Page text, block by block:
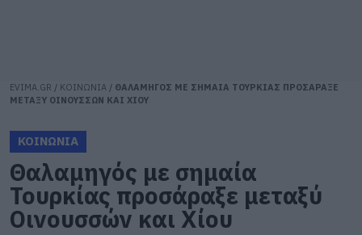
EVIMA.GR / ΚΟΙΝΩΝΙΑ / ΘΑΛΑΜΗΓΟΣ ΜΕ ΣΗΜΑΙΑ ΤΟΥΡΚΙΑΣ ΠΡΟΣΑΡΑΞΕ
ΜΕΤΑΞΥ ΟΙΝΟΥΣΣΩΝ ΚΑΙ ΧΙΟΥ
ΚΟΙΝΩΝΙΑ
Θαλαμηγός με σημαία
Τουρκίας προσάραξε μεταξύ
Οινουσσών και Χίου